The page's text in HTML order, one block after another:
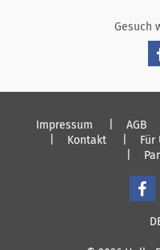
Gesuch
Impressum AGB
Kontakt
Für